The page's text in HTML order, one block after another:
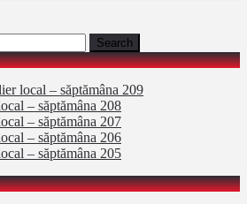
local – săptămâna 209
– săptămâna 208
– săptămâna 207
– săptămâna 206
– săptămâna 205